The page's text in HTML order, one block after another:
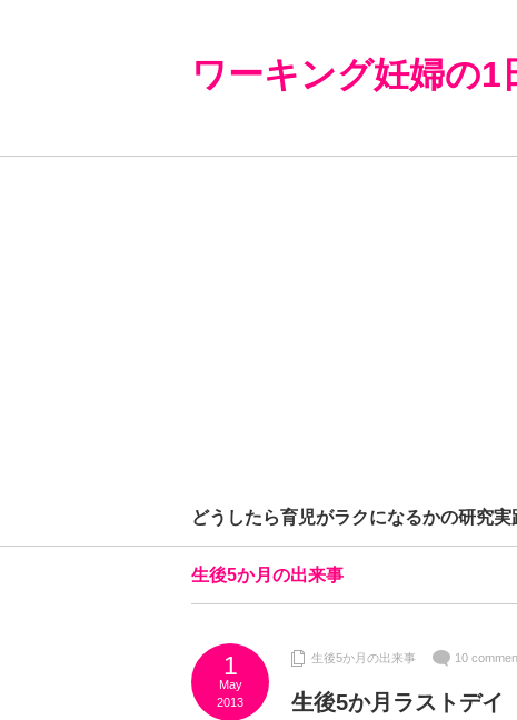
ワーキング妊婦の1
どうしたら育児がラクになるかの研究実
生後5か月の出来事
1
May
2013
生後5か月の出来事 10
生後5か月ラストデイ